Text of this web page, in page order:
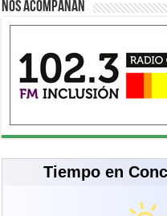
Nos acompañan
Tiempo en